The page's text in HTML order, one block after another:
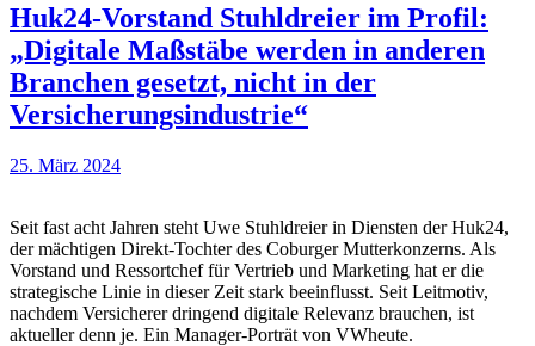
Huk24-Vorstand Stuhldreier im Profil:
„Digitale Maßstäbe werden in anderen
Branchen gesetzt, nicht in der
Versicherungsindustrie“
25. März 2024
Seit fast acht Jahren steht Uwe Stuhldreier in Diensten der Huk24,
der mächtigen Direkt-Tochter des Coburger Mutterkonzerns. Als
Vorstand und Ressortchef für Vertrieb und Marketing hat er die
strategische Linie in dieser Zeit stark beeinflusst. Seit Leitmotiv,
nachdem Versicherer dringend digitale Relevanz brauchen, ist
aktueller denn je. Ein Manager-Porträt von VWheute.